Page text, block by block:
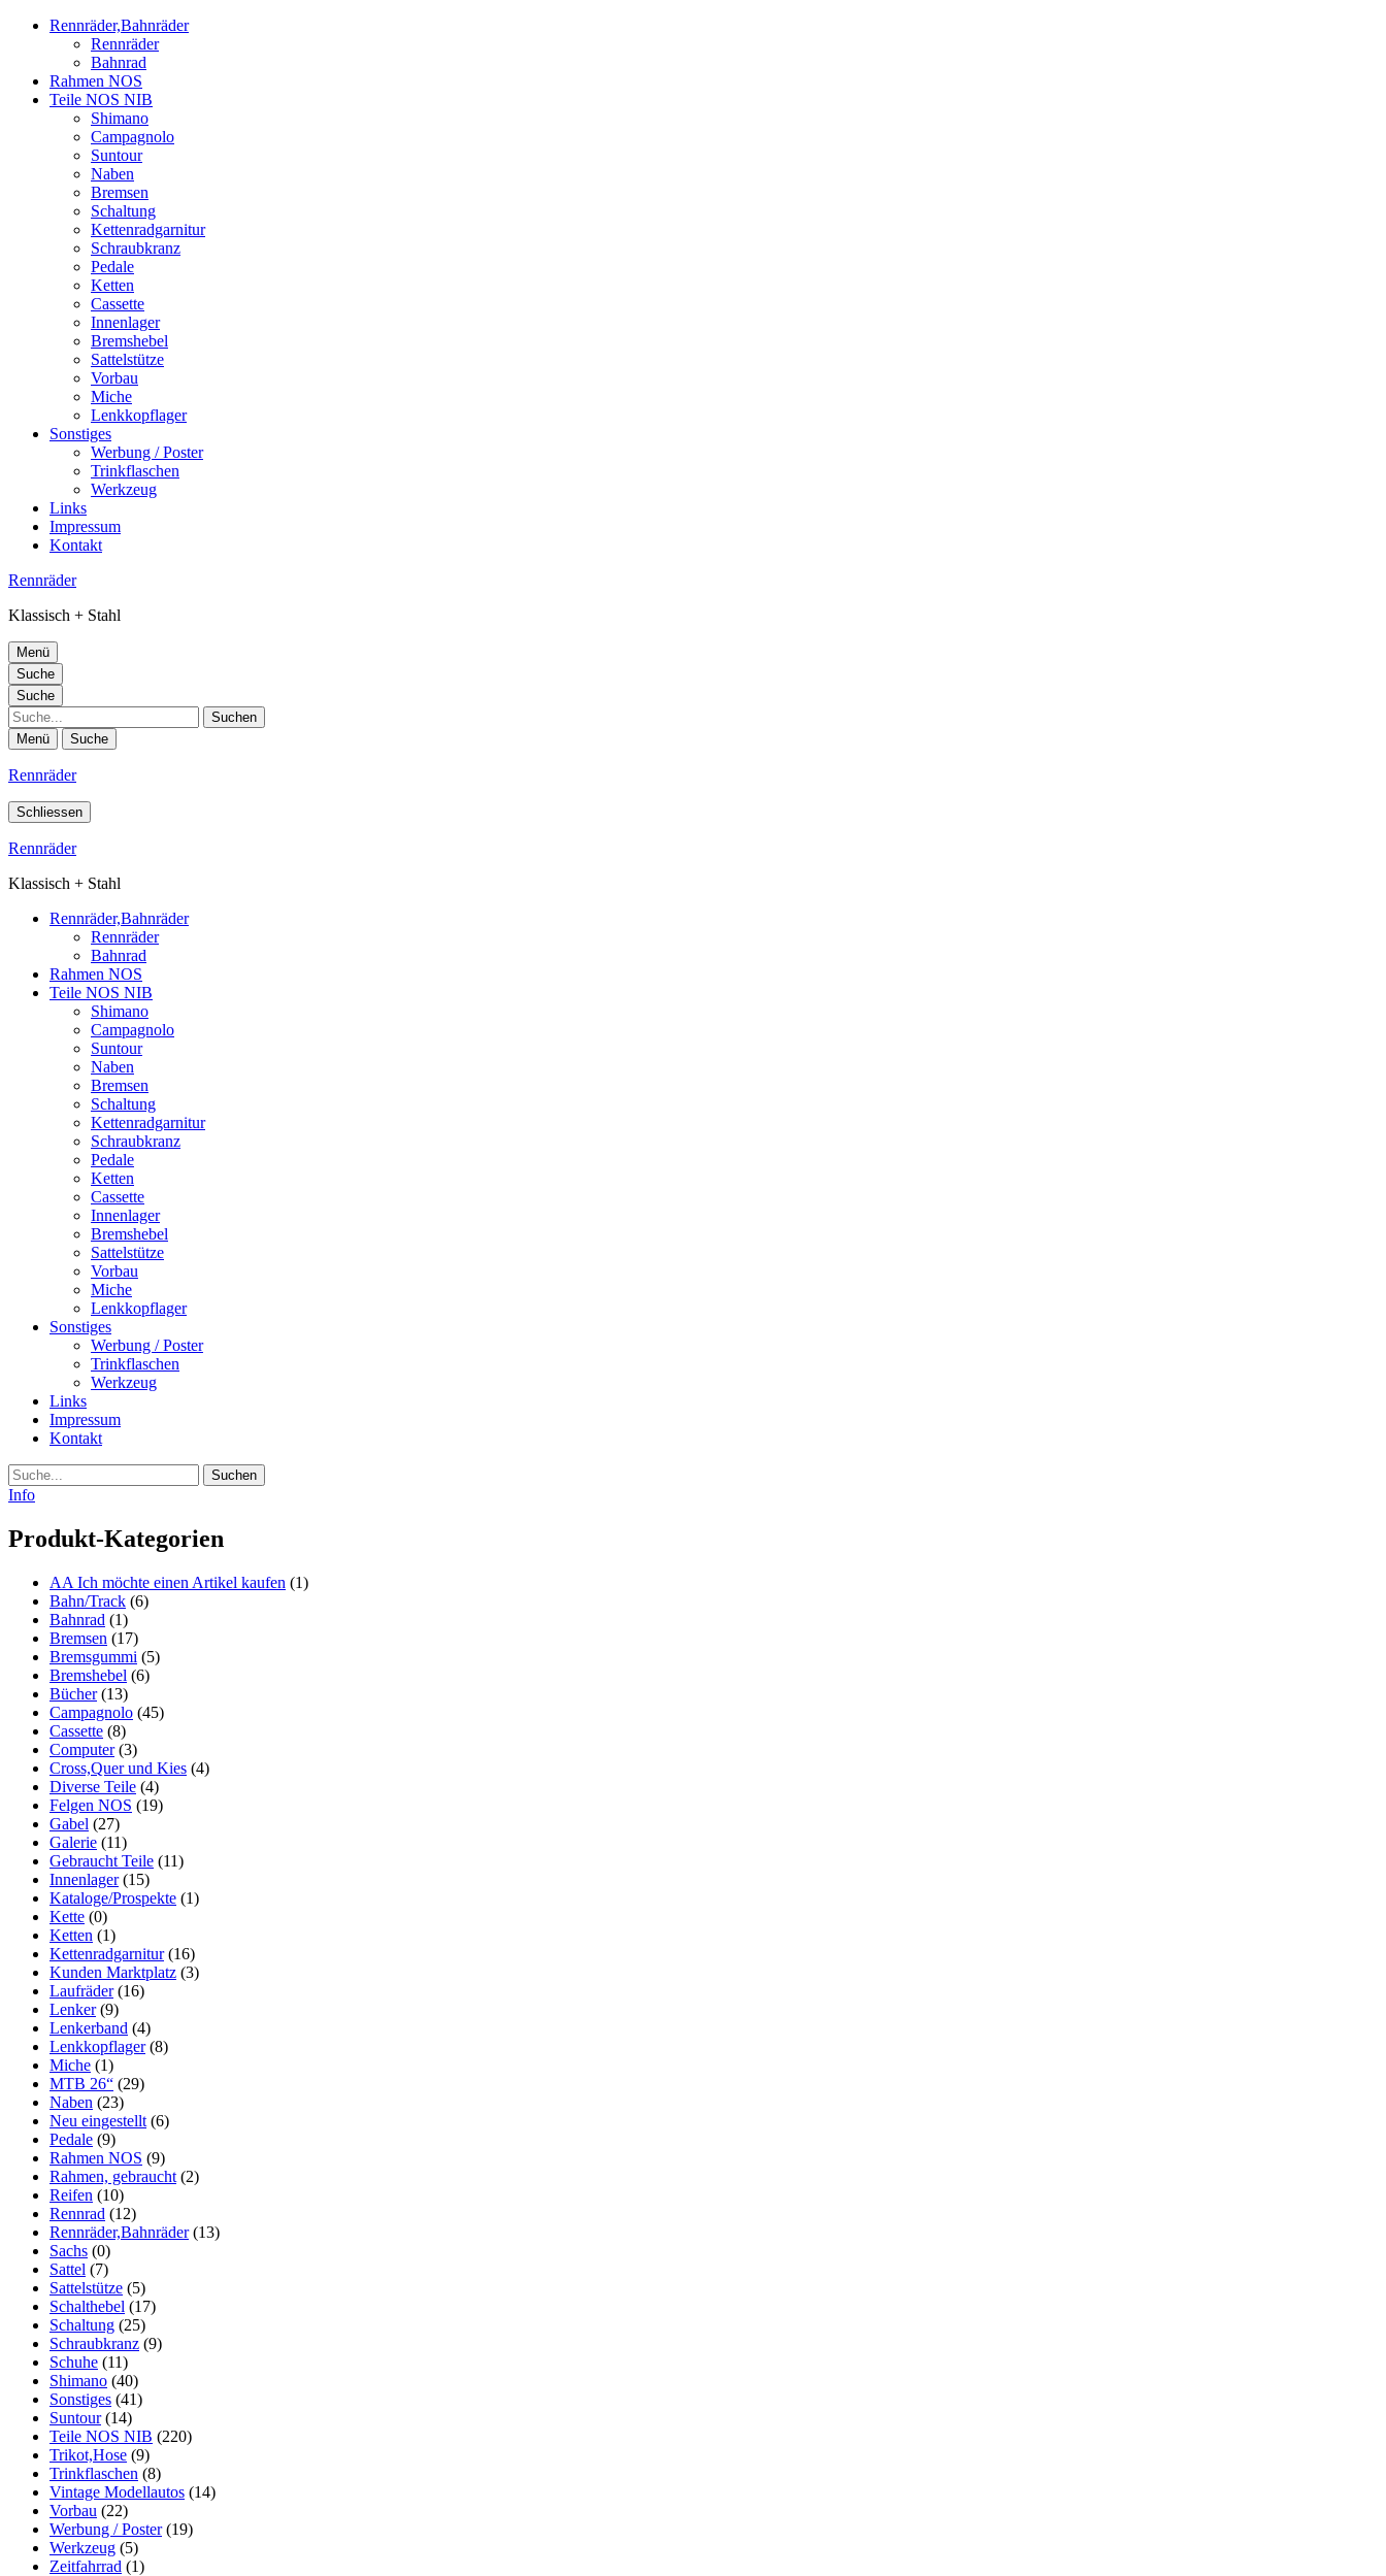
Rennräder,Bahnräder
Rennräder
Bahnrad
Rahmen NOS
Teile NOS NIB
Shimano
Campagnolo
Suntour
Naben
Bremsen
Schaltung
Kettenradgarnitur
Schraubkranz
Pedale
Ketten
Cassette
Innenlager
Bremshebel
Sattelstütze
Vorbau
Miche
Lenkkopflager
Sonstiges
Werbung / Poster
Trinkflaschen
Werkzeug
Links
Impressum
Kontakt
Rennräder
Klassisch + Stahl
Menü
Suche
Suche
Suche
Menü Suche
Rennräder
Schliessen
Rennräder
Klassisch + Stahl
Rennräder,Bahnräder
Rennräder
Bahnrad
Rahmen NOS
Teile NOS NIB
Shimano
Campagnolo
Suntour
Naben
Bremsen
Schaltung
Kettenradgarnitur
Schraubkranz
Pedale
Ketten
Cassette
Innenlager
Bremshebel
Sattelstütze
Vorbau
Miche
Lenkkopflager
Sonstiges
Werbung / Poster
Trinkflaschen
Werkzeug
Links
Impressum
Kontakt
Suche
Info
Produkt-Kategorien
AA Ich möchte einen Artikel kaufen (1)
Bahn/Track (6)
Bahnrad (1)
Bremsen (17)
Bremsgummi (5)
Bremshebel (6)
Bücher (13)
Campagnolo (45)
Cassette (8)
Computer (3)
Cross,Quer und Kies (4)
Diverse Teile (4)
Felgen NOS (19)
Gabel (27)
Galerie (11)
Gebraucht Teile (11)
Innenlager (15)
Kataloge/Prospekte (1)
Kette (0)
Ketten (1)
Kettenradgarnitur (16)
Kunden Marktplatz (3)
Laufräder (16)
Lenker (9)
Lenkerband (4)
Lenkkopflager (8)
Miche (1)
MTB 26“ (29)
Naben (23)
Neu eingestellt (6)
Pedale (9)
Rahmen NOS (9)
Rahmen, gebraucht (2)
Reifen (10)
Rennrad (12)
Rennräder,Bahnräder (13)
Sachs (0)
Sattel (7)
Sattelstütze (5)
Schalthebel (17)
Schaltung (25)
Schraubkranz (9)
Schuhe (11)
Shimano (40)
Sonstiges (41)
Suntour (14)
Teile NOS NIB (220)
Trikot,Hose (9)
Trinkflaschen (8)
Vintage Modellautos (14)
Vorbau (22)
Werbung / Poster (19)
Werkzeug (5)
Zeitfahrrad (1)